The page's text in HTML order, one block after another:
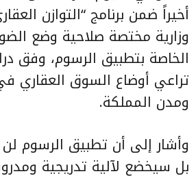
أخيراً ضمن برنامج “التوازن
وزارية مختصة صلاحية وضع
الخاصة بتطبيق الرسوم، وفق
تراعي أوضاع السوق العقاري
ومدن المملكة.
وأشار إلى أن تطبيق الرسوم
بل سيخضع لآلية تدريجية